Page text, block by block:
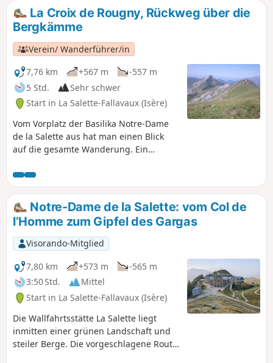
besteigen, indem man den Col
d’Huretières zum Col de l’Éterpat
überquert, dann zum Chamoux
aufsteigt, um dem langen Kamm über
die Tête de la Pale Traversière und
anschließend die Croix du Rougny zu
folgen, bevor man wieder hinabsteigt
und auf halber Höhe quer zum
Heiligtum zurückkehrt. Lesen Sie die
praktischen Hinweise sorgfältig durch,
bevor Sie diese Route in Angriff
nehmen.
La Croix de Rougny, Rückweg über die
Bergkämme
Verein/ Wanderführer/in
7,76 km
+567 m
-557 m
5 Std.
Sehr schwer
Start in La Salette-Fallavaux (Isère)
Vom Vorplatz der Basilika Notre-Dame
de la Salette aus hat man einen Blick
auf die gesamte Wanderung. Ein
Gargas als Option ist es einfach nur
Glückseligkeit.
Notre-Dame de la Salette: vom Col de
l’Homme zum Gipfel des Gargas
Visorando-Mitglied
7,80 km
+573 m
-565 m
3:50 Std.
Mittel
Start in La Salette-Fallavaux (Isère)
Die Wallfahrtsstätte La Salette liegt
inmitten einer grünen Landschaft und
steiler Berge. Die vorgeschlagene Route